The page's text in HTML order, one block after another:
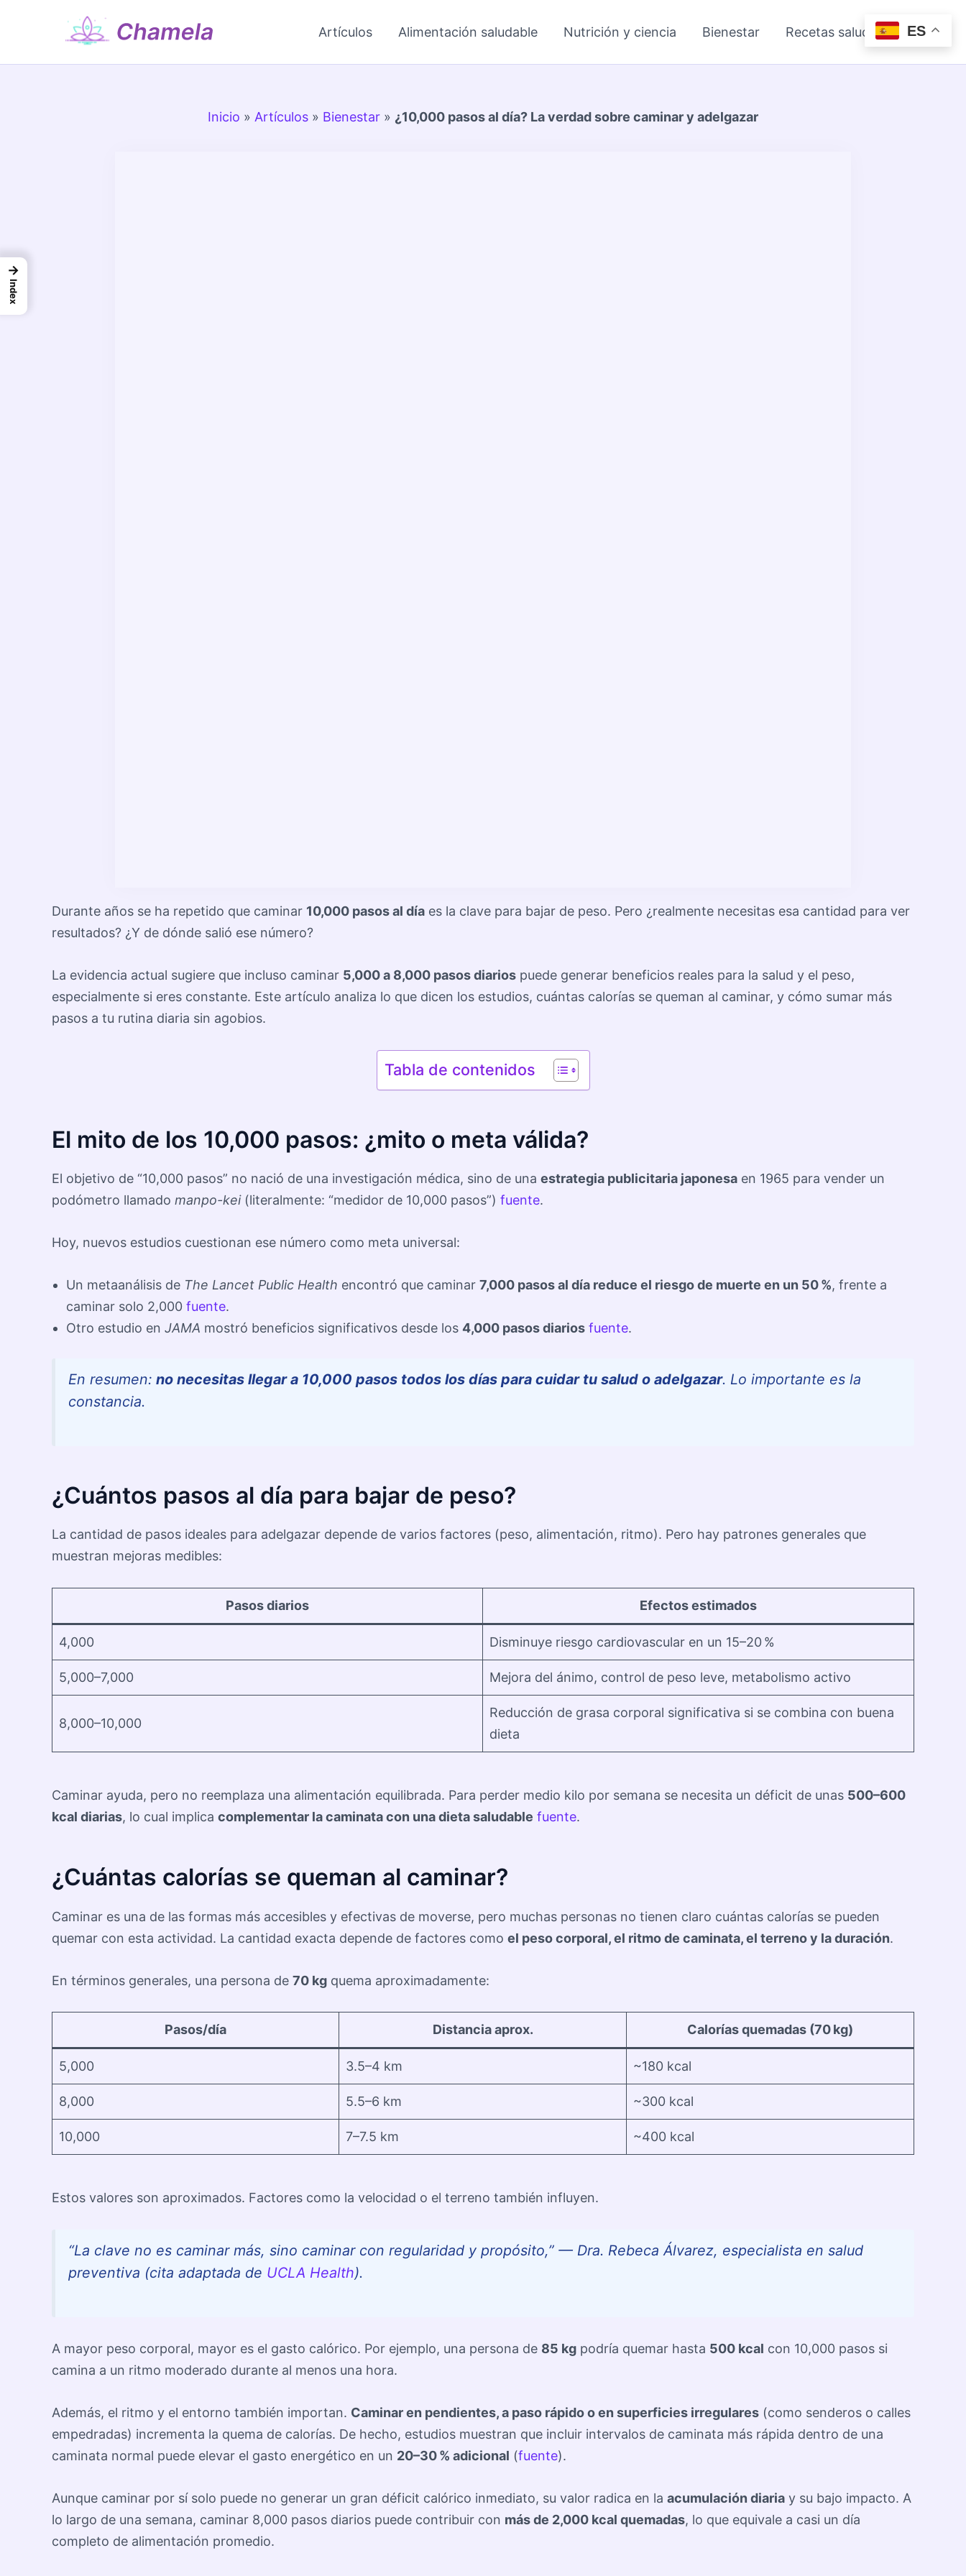
Artículos Alimentación saludable Nutrición y ciencia Bienestar Recetas saludables
Inicio » Artículos » Bienestar » ¿10,000 pasos al día? La verdad sobre caminar y adelgazar
Durante años se ha repetido que caminar 10,000 pasos al día es la clave para bajar de peso. Pero ¿realmente necesitas esa cantidad para ver
resultados? ¿Y de dónde salió ese número?
La evidencia actual sugiere que incluso caminar 5,000 a 8,000 pasos diarios puede generar beneficios reales para la salud y el peso,
especialmente si eres constante. Este artículo analiza lo que dicen los estudios, cuántas calorías se queman al caminar, y cómo sumar más
pasos a tu rutina diaria sin agobios.
Tabla de contenidos
El mito de los 10,000 pasos: ¿mito o meta válida?
El objetivo de “10,000 pasos” no nació de una investigación médica, sino de una estrategia publicitaria japonesa en 1965 para vender un
podómetro llamado manpo-kei(literalmente: “medidor de 10,000 pasos”) fuente.
Hoy, nuevos estudios cuestionan ese número como meta universal:
Un metaanálisis de The Lancet Public Health encontró que caminar 7,000 pasos al día reduce el riesgo de muerte en un 50 %, frente a
caminar solo 2,000 fuente.
Otro estudio en JAMA mostró beneficios significativos desde los 4,000 pasos diarios fuente.
En resumen: no necesitas llegar a 10,000 pasos todos los días para cuidar tu salud o adelgazar. Lo importante es la
constancia.
¿Cuántos pasos al día para bajar de peso?
La cantidad de pasos ideales para adelgazar depende de varios factores (peso, alimentación, ritmo). Pero hay patrones generales que
muestran mejoras medibles:
Pasos diarios Efectos estimados
4,000 Disminuye riesgo cardiovascular en un 15–20 %
5,000–7,000 Mejora del ánimo, control de peso leve, metabolismo activo
8,000–10,000
Reducción de grasa corporal significativa si se combina con buena
dieta
Caminar ayuda, pero no reemplaza una alimentación equilibrada. Para perder medio kilo por semana se necesita un déficit de unas 500–600
kcal diarias, lo cual implica complementar la caminata con una dieta saludable fuente.
¿Cuántas calorías se queman al caminar?
Caminar es una de las formas más accesibles y efectivas de moverse, pero muchas personas no tienen claro cuántas calorías se pueden
quemar con esta actividad. La cantidad exacta depende de factores como el peso corporal, el ritmo de caminata, el terreno y la duración.
En términos generales, una persona de 70 kg quema aproximadamente:
Pasos/día Distancia aprox. Calorías quemadas (70 kg)
5,000 3.5–4 km ~180 kcal
8,000 5.5–6 km ~300 kcal
10,000 7–7.5 km ~400 kcal
Estos valores son aproximados. Factores como la velocidad o el terreno también influyen.
“La clave no es caminar más, sino caminar con regularidad y propósito,” — Dra. Rebeca Álvarez, especialista en salud
preventiva (cita adaptada de UCLA Health).
A mayor peso corporal, mayor es el gasto calórico. Por ejemplo, una persona de 85 kg podría quemar hasta 500 kcal con 10,000 pasos si
camina a un ritmo moderado durante al menos una hora.
Además, el ritmo y el entorno también importan. Caminar en pendientes, a paso rápido o en superficies irregulares (como senderos o calles
empedradas) incrementa la quema de calorías. De hecho, estudios muestran que incluir intervalos de caminata más rápida dentro de una
caminata normal puede elevar el gasto energético en un 20–30 % adicional (fuente).
Aunque caminar por sí solo puede no generar un gran déficit calórico inmediato, su valor radica en la acumulación diaria y su bajo impacto. A
lo largo de una semana, caminar 8,000 pasos diarios puede contribuir con más de 2,000 kcal quemadas, lo que equivale a casi un día
completo de alimentación promedio.
ES
→
Index